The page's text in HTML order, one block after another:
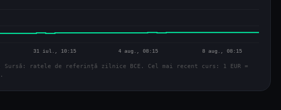
ratele de referință zilnice BCE. Cel mai recent curs: 1 EUR =